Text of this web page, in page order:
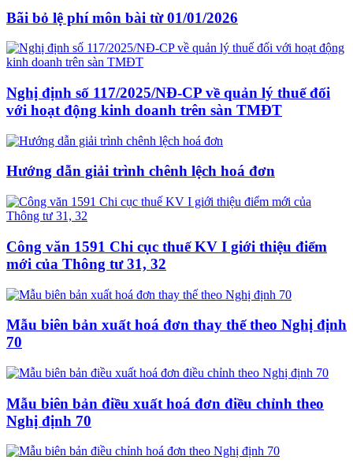
Bãi bỏ lệ phí môn bài từ 01/01/2026
Nghị định số 117/2025/NĐ-CP về quản lý thuế đối
với hoạt động kinh doanh trên sàn TMĐT
Hướng dẫn giải trình chênh lệch hoá đơn
Công văn 1591 Chi cục thuế KV I giới thiệu điểm
mới của Thông tư 31, 32
Mẫu biên bản xuất hoá đơn thay thế theo Nghị định
70
Mẫu biên bản điều xuất hoá đơn điều chỉnh theo
Nghị định 70